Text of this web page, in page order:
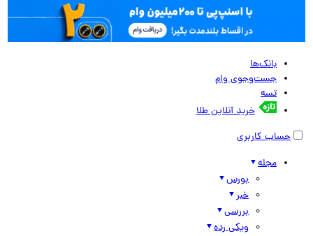
بانک‌ها
جست‌وجوی وام
تسه
خرید آنلاین طلا
حساب کاربری
مجله
بورس
خبر
بررسی
ویکی رده